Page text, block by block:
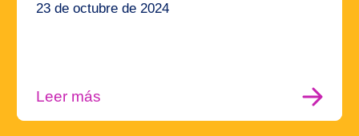
23 de octubre de 2024
Leer más